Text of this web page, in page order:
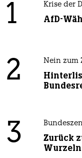
1 Krise der
AfD-
2 Nein zum
3
Zurück
Wurzeln